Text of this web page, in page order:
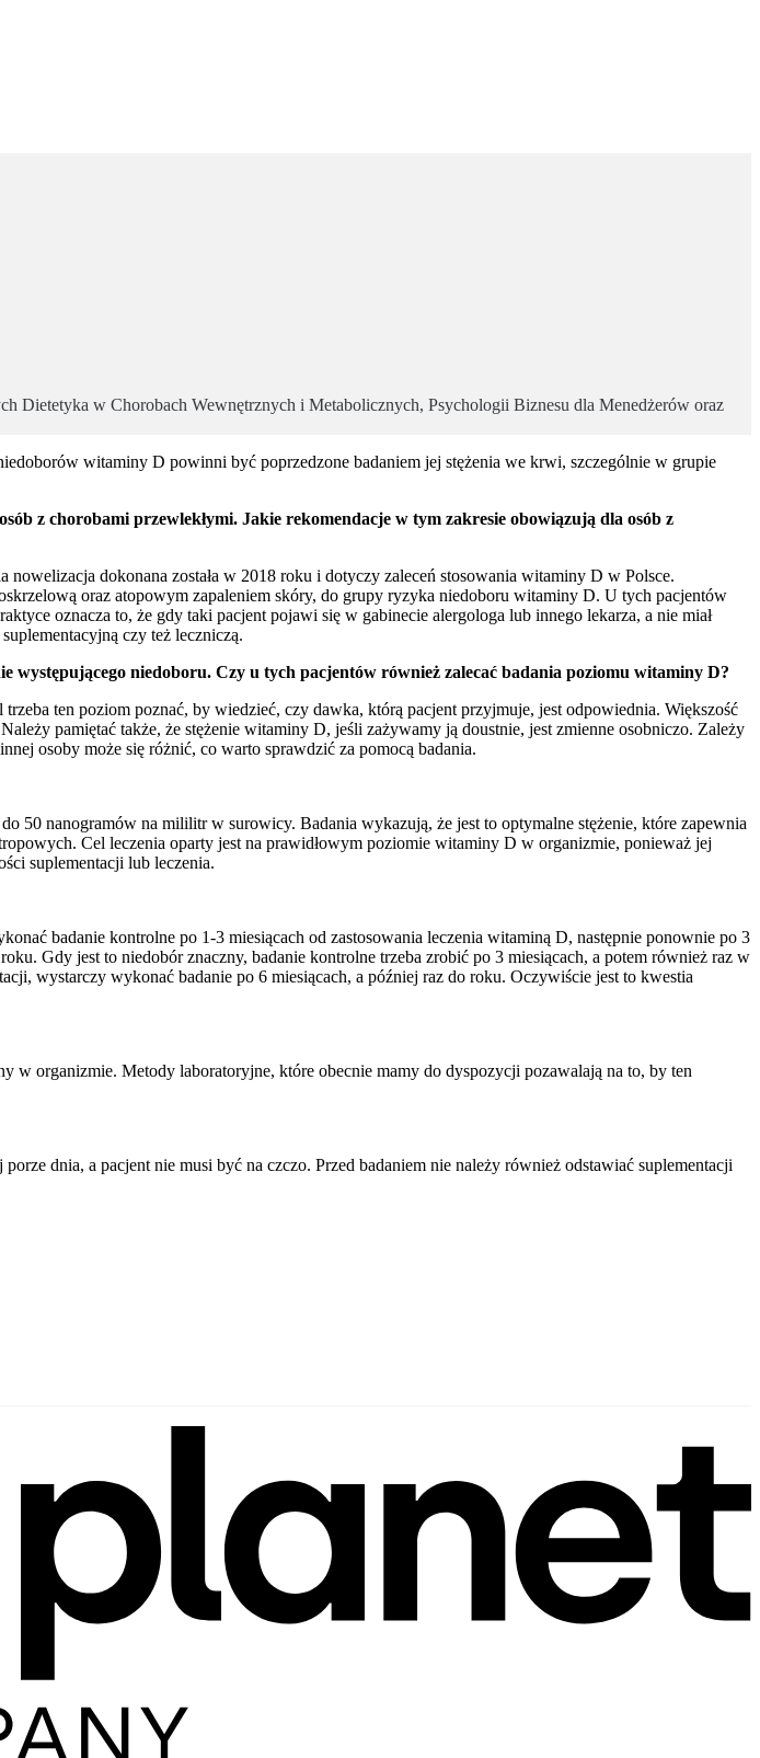
Dietetyka w Chorobach Wewnętrznych i Metabolicznych, Psychologii Biznesu dla Menedżerów oraz
witaminy D powinni być poprzedzone badaniem jej stężenia we krwi, szczególnie w grupie
z chorobami przewlekłymi. Jakie rekomendacje w tym zakresie obowiązują dla osób z
dokonana została w 2018 roku i dotyczy zaleceń stosowania witaminy D w Polsce.
oraz atopowym zapaleniem skóry, do grupy ryzyka niedoboru witaminy D. U tych pacjentów
oznacza to, że gdy taki pacjent pojawi się w gabinecie alergologa lub innego lekarza, a nie miał
czy też leczniczą.
występującego niedoboru. Czy u tych pacjentów również zalecać badania poziomu witaminy D?
ten poziom poznać, by wiedzieć, czy dawka, którą pacjent przyjmuje, jest odpowiednia. Większość
pamiętać także, że stężenie witaminy D, jeśli zażywamy ją doustnie, jest zmienne osobniczo. Zależy
osoby może się różnić, co warto sprawdzić za pomocą badania.
50 nanogramów na mililitr w surowicy. Badania wykazują, że jest to optymalne stężenie, które zapewnia
Cel leczenia oparty jest na prawidłowym poziomie witaminy D w organizmie, ponieważ jej
suplementacji lub leczenia.
badanie kontrolne po 1-3 miesiącach od zastosowania leczenia witaminą D, następnie ponownie po 3
Gdy jest to niedobór znaczny, badanie kontrolne trzeba zrobić po 3 miesiącach, a potem również raz w
wystarczy wykonać badanie po 6 miesiącach, a później raz do roku. Oczywiście jest to kwestia
organizmie. Metody laboratoryjne, które obecnie mamy do dyspozycji pozawalają na to, by ten
dnia, a pacjent nie musi być na czczo. Przed badaniem nie należy również odstawiać suplementacji